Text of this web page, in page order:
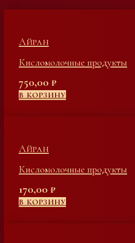
Айран
Кисломолочные продукты
750,00 ₽
В КОРЗИНУ
Айран
Кисломолочные продукты
170,00 ₽
В КОРЗИНУ